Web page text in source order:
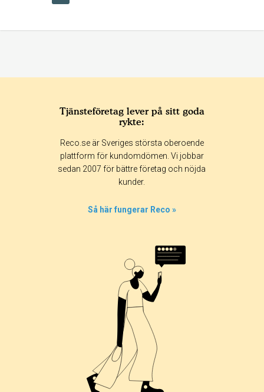
Tjänsteföretag lever på sitt goda
rykte:
Reco.se är Sveriges största oberoende
plattform för kundomdömen. Vi jobbar
sedan 2007 för bättre företag och nöjda
kunder.
Så här fungerar Reco »